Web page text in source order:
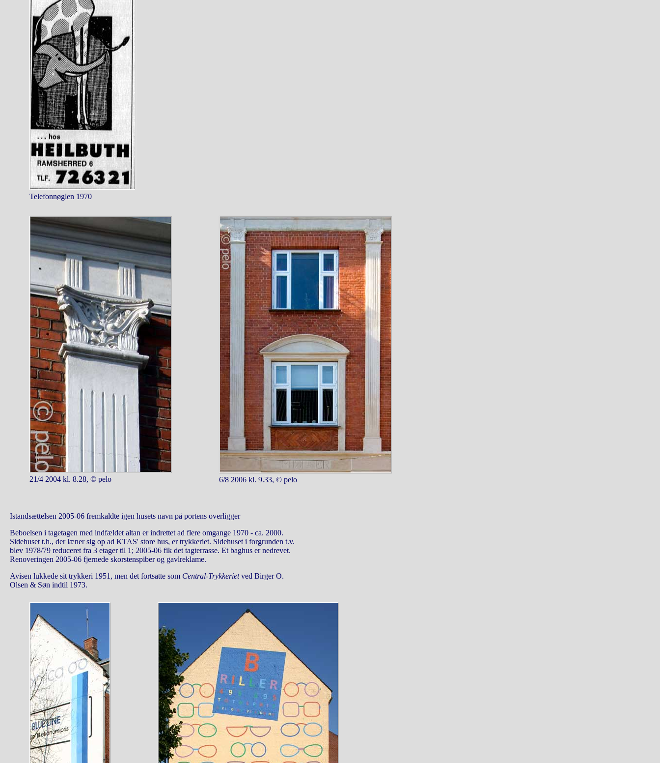
Telefonnøglen 1970
21/4 2004 kl. 8.28, © pelo 6/8 2006 kl. 9.33, © pelo
Istandsættelsen 2005-06 fremkaldte igen husets navn på portens overligger
Beboelsen i tagetagen med indfældet altan er indrettet ad flere omgange 1970 - ca. 2000.
Sidehuset t.h., der læner sig op ad KTAS' store hus, er trykkeriet. Sidehuset i forgrunden t.v.
blev 1978/79 reduceret fra 3 etager til 1; 2005-06 fik det tagterrasse. Et baghus er nedrevet.
Renoveringen 2005-06 fjernede skorstenspiber og gavlreklame.
Avisen lukkede sit trykkeri 1951, men det fortsatte som Central-Trykkerietved Birger O.
Olsen & Søn indtil 1973.